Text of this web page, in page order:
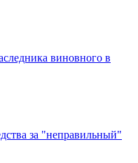
виновного в
за "неправильный"